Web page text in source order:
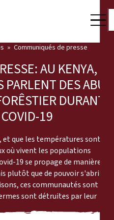
Communiqués de presse
AU KENYA,
DES ABUS
DURANT
19
que les températures sont en
où vivent les populations
19 se propage de manière
plutôt que de pouvoir s'abriter
ces communautés sont
sont détruites par leur